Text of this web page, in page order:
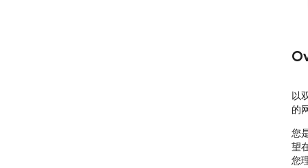
以
的
您
望
您